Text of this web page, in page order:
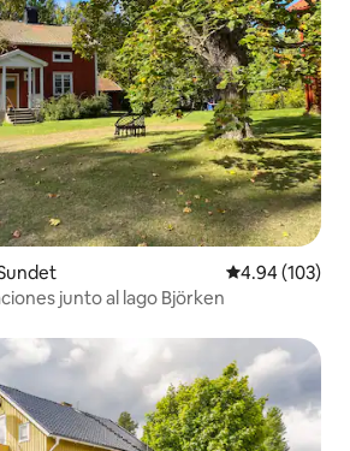
Calificación
4.94 (103)
junto al lago Björken